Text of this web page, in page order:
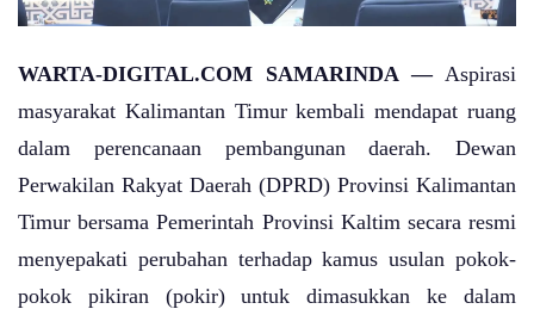
WARTA-DIGITAL.COM SAMARINDA —Aspirasi
masyarakat Kalimantan Timur kembali mendapat ruang
dalam perencanaan pembangunan daerah. Dewan
Perwakilan Rakyat Daerah (DPRD) Provinsi Kalimantan
Timur bersama Pemerintah Provinsi Kaltim secara resmi
menyepakati perubahan terhadap kamus usulan pokok-
pokok pikiran (pokir) untuk dimasukkan ke dalam